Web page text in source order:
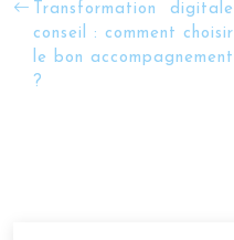
Transformation digitale
conseil : comment choisir
le bon accompagnement
?